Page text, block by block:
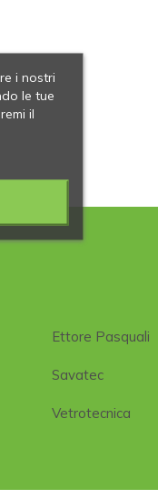
Ettore Pasquali
Savatec
Vetrotecnica
i nostri
le tue
il